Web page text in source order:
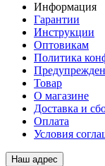
Информация
Гарантии
Инструкции
Оптовикам
Политика
Товар
О магазине
Доставка и
Оплата
Условия
Наш адрес